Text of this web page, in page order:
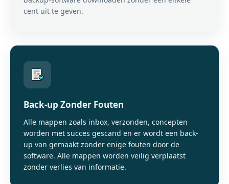
cent uit te geven.
Back-up Zonder Fouten
Alle mappen zoals inbox, verzonden, concepten
worden met succes gescand en er wordt een back-
up van gemaakt zonder enige fouten door de
software. Alle mappen worden veilig verplaatst
zonder verlies van informatie.